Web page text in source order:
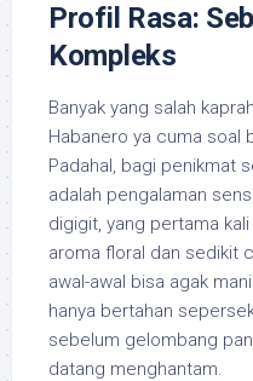
Profil Rasa:
Kompleks
Banyak yang salah
Habanero ya cuma soal
Padahal, bagi penikmat
adalah pengalaman
digigit, yang pertama
aroma floral dan sedikit
awal-awal bisa agak
hanya bertahan
sebelum gelombang
datang menghantam.